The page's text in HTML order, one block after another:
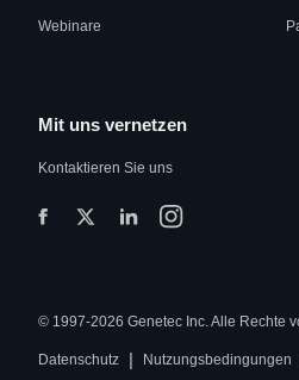
Webinare
Mit uns vernetzen
Kontaktieren Sie uns
© 1997-2026 Genetec Inc. Alle Rechte
Datenschutz | Nutzungsbedingungen